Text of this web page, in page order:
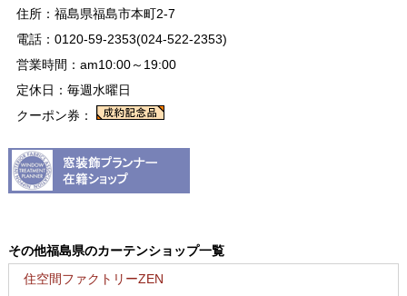
住所：福島県福島市本町2-7
電話：0120-59-2353(024-522-2353)
営業時間：am10:00～19:00
定休日：毎週水曜日
クーポン券：
その他福島県のカーテンショップ一覧
住空間ファクトリーZEN